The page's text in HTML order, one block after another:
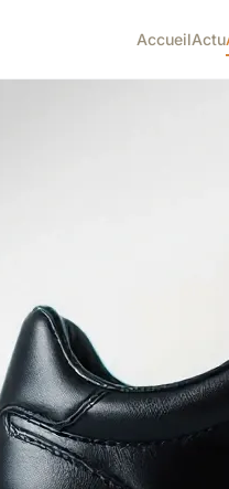
AccueilActu